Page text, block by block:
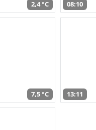
2,4 °C 08:10
7,5 °C 13:11